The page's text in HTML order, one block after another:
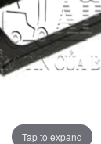
Tap to expand